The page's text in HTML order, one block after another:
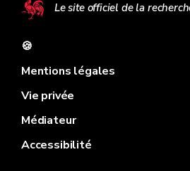
Le site officiel de la
🍪
Mentions légales
Vie privée
Médiateur
Accessibilité